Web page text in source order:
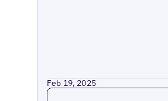
Feb 19, 2025
Read more